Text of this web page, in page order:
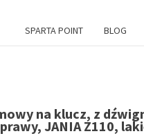
SPARTA POINT BLOG
na klucz, z
JANIA Z110,